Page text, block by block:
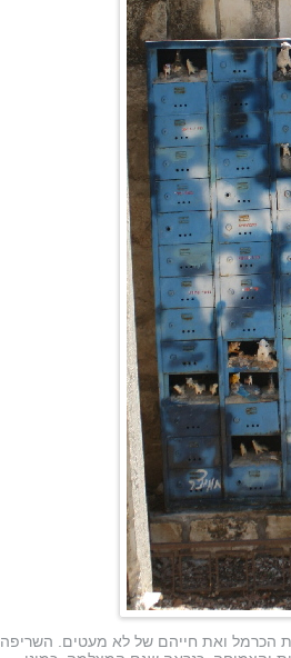
הכרמל ואת חייהם של לא מעטים. השריפה